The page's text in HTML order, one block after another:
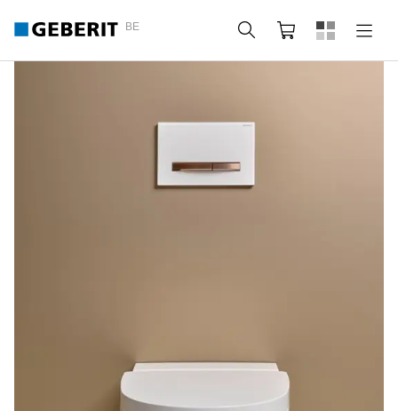
BE Zoeken Winkelmandje